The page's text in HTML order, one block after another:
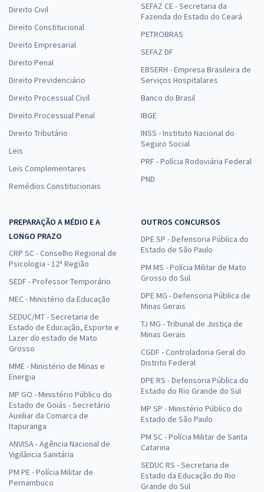
Direito Civil
Direito Constitucional
Direito Empresarial
Direito Penal
Direito Previdenciário
Direito Processual Civil
Direito Processual Penal
Direito Tributário
Leis
Leis Complementares
Remédios Constitucionais
SEFAZ CE - Secretaria da
Fazenda do Estado do Ceará
PETROBRAS
SEFAZ DF
EBSERH - Empresa Brasileira de
Serviços Hospitalares
Banco do Brasil
IBGE
INSS - Instituto Nacional do
Seguro Social
PRF - Polícia Rodoviária Federal
PND
PREPARAÇÃO A MÉDIO E A
LONGO PRAZO
CRP SC - Conselho Regional de
Psicologia - 12ª Região
SEDF - Professor Temporário
MEC - Ministério da Educação
SEDUC/MT - Secretaria de
Estado de Educação, Esporte e
Lazer do estado de Mato
Grosso
MME - Ministério de Minas e
Energia
MP GO - Ministério Público do
Estado de Goiás - Secretário
Auxiliar da Comarca de
Itapuranga
ANVISA - Agência Nacional de
Vigilância Sanitária
PM PE - Polícia Militar de
Pernambuco
OUTROS CONCURSOS
DPE SP - Defensoria Pública do
Estado de São Paulo
PM MS - Polícia Militar de Mato
Grosso do Sul
DPE MG - Defensoria Pública de
Minas Gerais
TJ MG - Tribunal de Justiça de
Minas Gerais
CGDF - Controladoria Geral do
Distrito Federal
DPE RS - Defensoria Pública do
Estado do Rio Grande do Sul
MP SP - Ministério Público do
Estado de São Paulo
PM SC - Polícia Militar de Santa
Catarina
SEDUC RS - Secretaria de
Estado da Educação do Rio
Grande do Sul